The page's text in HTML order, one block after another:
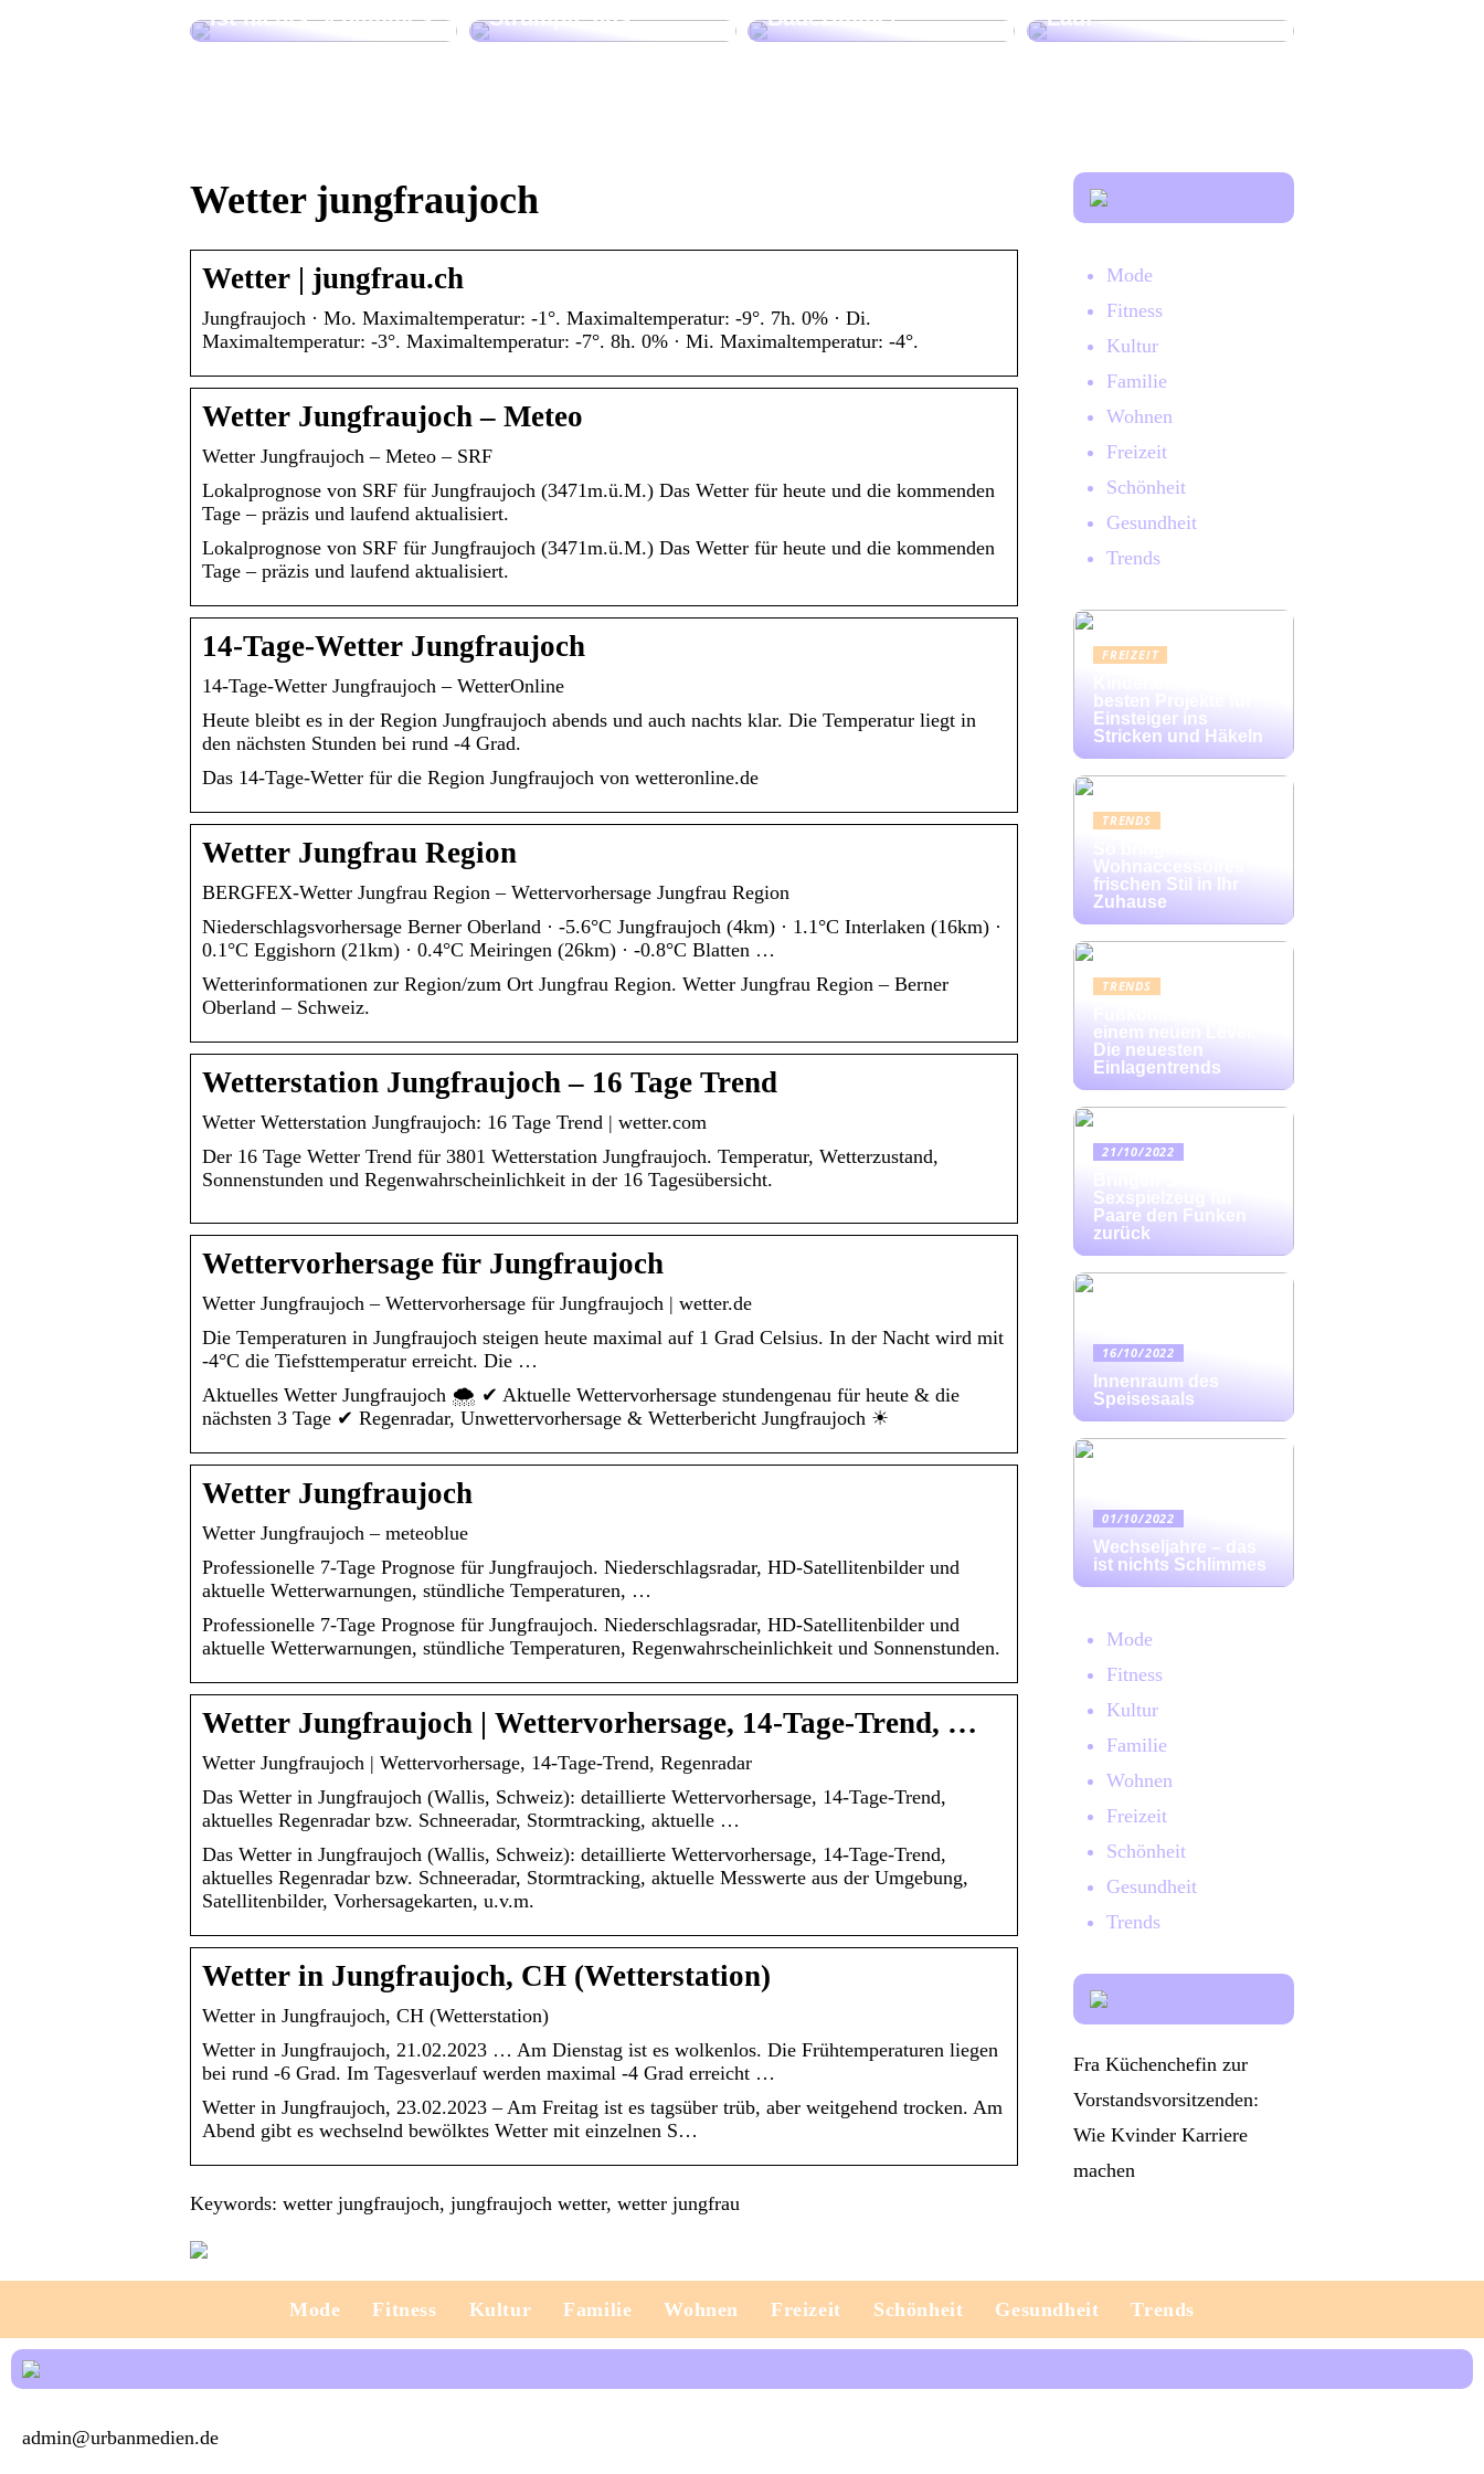
ist nichts Schlimmes
Strümpfe aus
Badezimmer
Lauf
Wetter jungfraujoch
Wetter | jungfrau.ch
Jungfraujoch · Mo. Maximaltemperatur: -1°. Maximaltemperatur: -9°. 7h. 0% · Di.
Maximaltemperatur: -3°. Maximaltemperatur: -7°. 8h. 0% · Mi. Maximaltemperatur: -4°.
Wetter Jungfraujoch – Meteo
Wetter Jungfraujoch – Meteo – SRF
Lokalprognose von SRF für Jungfraujoch (3471m.ü.M.) Das Wetter für heute und die kommenden
Tage – präzis und laufend aktualisiert.
Lokalprognose von SRF für Jungfraujoch (3471m.ü.M.) Das Wetter für heute und die kommenden
Tage – präzis und laufend aktualisiert.
14-Tage-Wetter Jungfraujoch
14-Tage-Wetter Jungfraujoch – WetterOnline
Heute bleibt es in der Region Jungfraujoch abends und auch nachts klar. Die Temperatur liegt in
den nächsten Stunden bei rund -4 Grad.
Das 14-Tage-Wetter für die Region Jungfraujoch von wetteronline.de
Wetter Jungfrau Region
BERGFEX-Wetter Jungfrau Region – Wettervorhersage Jungfrau Region
Niederschlagsvorhersage Berner Oberland · -5.6°C Jungfraujoch (4km) · 1.1°C Interlaken (16km) ·
0.1°C Eggishorn (21km) · 0.4°C Meiringen (26km) · -0.8°C Blatten …
Wetterinformationen zur Region/zum Ort Jungfrau Region. Wetter Jungfrau Region – Berner
Oberland – Schweiz.
Wetterstation Jungfraujoch – 16 Tage Trend
Wetter Wetterstation Jungfraujoch: 16 Tage Trend | wetter.com
Der 16 Tage Wetter Trend für 3801 Wetterstation Jungfraujoch. Temperatur, Wetterzustand,
Sonnenstunden und Regenwahrscheinlichkeit in der 16 Tagesübersicht.
Wettervorhersage für Jungfraujoch
Wetter Jungfraujoch – Wettervorhersage für Jungfraujoch | wetter.de
Die Temperaturen in Jungfraujoch steigen heute maximal auf 1 Grad Celsius. In der Nacht wird mit
-4°C die Tiefsttemperatur erreicht. Die …
Aktuelles Wetter Jungfraujoch 🌨️ ✔ Aktuelle Wettervorhersage stundengenau für heute & die
nächsten 3 Tage ✔ Regenradar, Unwettervorhersage & Wetterbericht Jungfraujoch ☀
Wetter Jungfraujoch
Wetter Jungfraujoch – meteoblue
Professionelle 7-Tage Prognose für Jungfraujoch. Niederschlagsradar, HD-Satellitenbilder und
aktuelle Wetterwarnungen, stündliche Temperaturen, …
Professionelle 7-Tage Prognose für Jungfraujoch. Niederschlagsradar, HD-Satellitenbilder und
aktuelle Wetterwarnungen, stündliche Temperaturen, Regenwahrscheinlichkeit und Sonnenstunden.
Wetter Jungfraujoch | Wettervorhersage, 14-Tage-Trend, …
Wetter Jungfraujoch | Wettervorhersage, 14-Tage-Trend, Regenradar
Das Wetter in Jungfraujoch (Wallis, Schweiz): detaillierte Wettervorhersage, 14-Tage-Trend,
aktuelles Regenradar bzw. Schneeradar, Stormtracking, aktuelle …
Das Wetter in Jungfraujoch (Wallis, Schweiz): detaillierte Wettervorhersage, 14-Tage-Trend,
aktuelles Regenradar bzw. Schneeradar, Stormtracking, aktuelle Messwerte aus der Umgebung,
Satellitenbilder, Vorhersagekarten, u.v.m.
Wetter in Jungfraujoch, CH (Wetterstation)
Wetter in Jungfraujoch, CH (Wetterstation)
Wetter in Jungfraujoch, 21.02.2023 … Am Dienstag ist es wolkenlos. Die Frühtemperaturen liegen
bei rund -6 Grad. Im Tagesverlauf werden maximal -4 Grad erreicht …
Wetter in Jungfraujoch, 23.02.2023 – Am Freitag ist es tagsüber trüb, aber weitgehend trocken. Am
Abend gibt es wechselnd bewölktes Wetter mit einzelnen S…
Keywords: wetter jungfraujoch, jungfraujoch wetter, wetter jungfrau
Mode
Fitness
Kultur
Familie
Wohnen
Freizeit
Schönheit
Gesundheit
Trends
FREIZEIT
besten Projekte für
Einsteiger ins
Stricken und Häkeln
TRENDS
Wohnaccessoires
frischen Stil in Ihr
Zuhause
TRENDS
einem neuen Level:
Die neuesten
Einlagentrends
21/10/2022
Sexspielzeug für
Paare den Funken
zurück
16/10/2022
Innenraum des
Speisesaals
01/10/2022
Wechseljahre – das
ist nichts Schlimmes
Mode
Fitness
Kultur
Familie
Wohnen
Freizeit
Schönheit
Gesundheit
Trends
Fra Küchenchefin zur
Vorstandsvorsitzenden:
Wie Kvinder Karriere
machen
Mode Fitness Kultur Familie Wohnen Freizeit Schönheit Gesundheit Trends
admin@urbanmedien.de